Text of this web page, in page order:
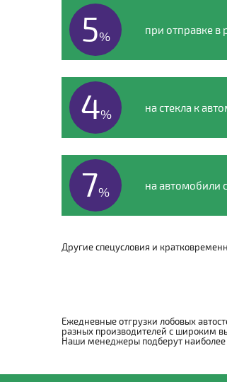
5% при отправке в
4% на стекла к
7% на автомобили
Другие спецусловия и
Ежедневные отгрузки лобовых
разных производителей с широким
Наши менеджеры подберут наиболее